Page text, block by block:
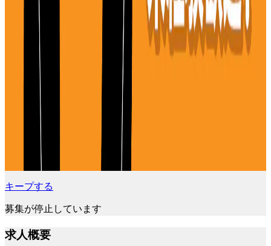
キープする
募集が停止しています
求人概要